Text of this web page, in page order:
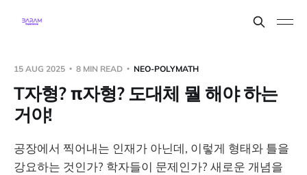
15 AUG 2025 8 MIN READ NEO-POLYMATH
T자형? π자형? 도대체 뭘 해야 하는
거야!
공장에서 찍어내는 인재가 아닌데, 이렇게 형태와 틀을
강요하는 것인가? 학자들이 문제인가? 새로운 개념을